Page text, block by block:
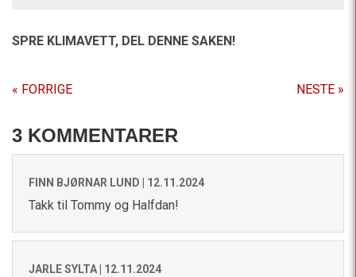
SPRE KLIMAVETT, DEL DENNE SAKEN!
« FORRIGE NESTE »
3 KOMMENTARER
FINN BJØRNAR LUND | 12.11.2024
Takk til Tommy og Halfdan!
JARLE SYLTA | 12.11.2024